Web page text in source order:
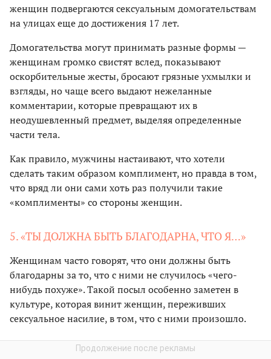
женщин подвергаются сексуальным домогательствам
на улицах еще до достижения 17 лет.
Домогательства могут принимать разные формы —
женщинам громко свистят вслед, показывают
оскорбительные жесты, бросают грязные ухмылки и
взгляды, но чаще всего выдают нежеланные
комментарии, которые превращают их в
неодушевленный предмет, выделяя определенные
части тела.
Как правило, мужчины настаивают, что хотели
сделать таким образом комплимент, но правда в том,
что вряд ли они сами хоть раз получили такие
«комплименты» со стороны женщин.
5. «ТЫ ДОЛЖНА БЫТЬ БЛАГОДАРНА, ЧТО Я…»
Женщинам часто говорят, что они должны быть
благодарны за то, что с ними не случилось «чего-
нибудь похуже». Такой посыл особенно заметен в
культуре, которая винит женщин, переживших
сексуальное насилие, в том, что с ними произошло.